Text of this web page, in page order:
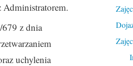
Administratorem.
z dnia
uchylenia